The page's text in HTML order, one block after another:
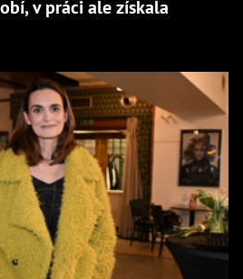
v práci ale získala